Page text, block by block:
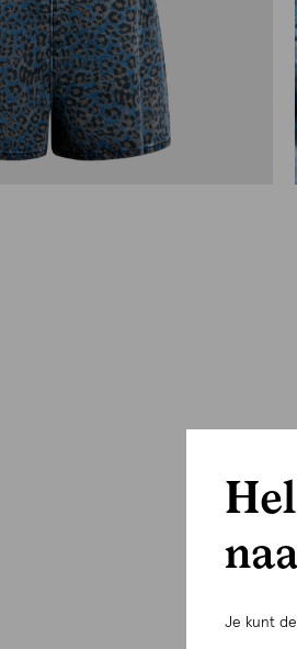
Je kunt